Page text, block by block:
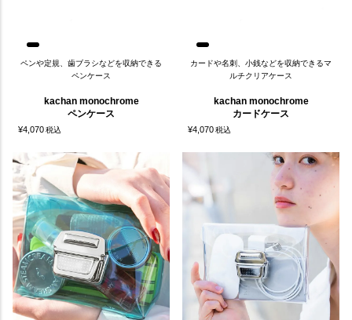
ペンや定規、歯ブラシなどを収納できる
ペンケース
kachan monochrome
ペンケース
¥4,070税込
カードや名刺、小銭などを収納できるマ
ルチクリアケース
kachan monochrome
カードケース
¥4,070税込